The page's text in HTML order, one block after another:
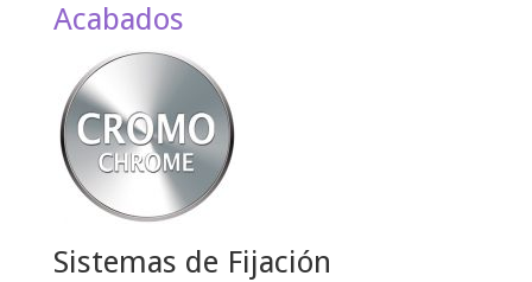
Acabados
Sistemas de Fijación